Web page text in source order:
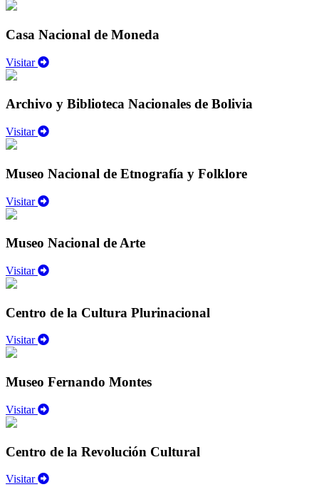
Casa Nacional de Moneda
Visitar
Archivo y Biblioteca Nacionales de Bolivia
Visitar
Museo Nacional de Etnografía y Folklore
Visitar
Museo Nacional de Arte
Visitar
Centro de la Cultura Plurinacional
Visitar
Museo Fernando Montes
Visitar
Centro de la Revolución Cultural
Visitar